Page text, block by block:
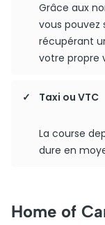
Grâce aux
vous pouvez
récupérant
votre propre
Taxi ou VTC
La course
dure en
Home of